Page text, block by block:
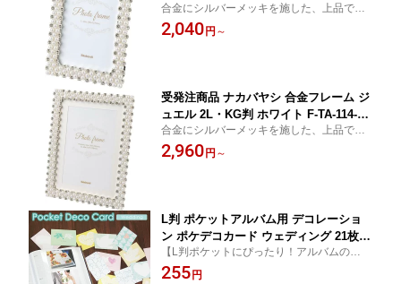
立て 額縁 ウェディング 結婚 ブライダ
ル エレガント 記念 ギフト プレゼント
合金にシルバーメッキを施した、上品でシ
ンプルなデザインのフォトフレーム
2,040 円 ～
受発注商品 ナカバヤシ 合金フレーム ジ
ュエル 2L・KG判 ホワイト F-TA-114-2L
KG-W写真立て 額縁 ポストカード はが
き ウェディング 結婚 ブライダル エレ
合金にシルバーメッキを施した、上品でシ
ンプルなデザインのフォトフレーム
2,960 円 ～
L判 ポケットアルバム用 デコレーショ
ン ポケデコカード ウェディング 21枚入
万丈
【L判ポケットにぴったり！アルバムのペー
ジを可愛く飾れます♪】
255 円